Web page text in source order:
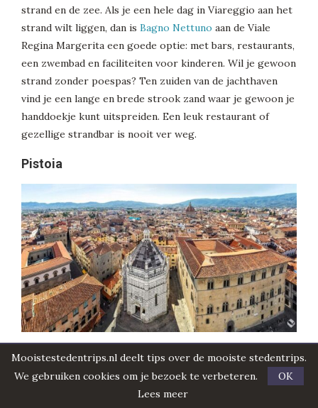
strand en de zee. Als je een hele dag in Viareggio aan het
strand wilt liggen, dan is Bagno Nettuno aan de Viale
Regina Margerita een goede optie: met bars, restaurants,
een zwembad en faciliteiten voor kinderen. Wil je gewoon
strand zonder poespas? Ten zuiden van de jachthaven
vind je een lange en brede strook zand waar je gewoon je
handdoekje kunt uitspreiden. Een leuk restaurant of
gezellige strandbar is nooit ver weg.
Pistoia
Mooistestedentrips.nl deelt tips over de mooiste stedentrips.
We gebruiken cookies om je bezoek te verbeteren.
OK
Lees meer